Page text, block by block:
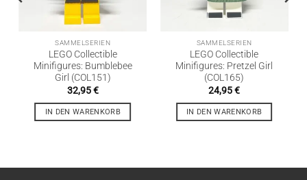
SAMMELSERIEN
LEGO Collectible
Minifigures: Bumblebee
Girl (COL151)
32,95€
IN DEN WARENKORB
SAMMELSERIEN
LEGO Collectible
Minifigures: Pretzel Girl
(COL165)
24,95€
IN DEN WARENKORB